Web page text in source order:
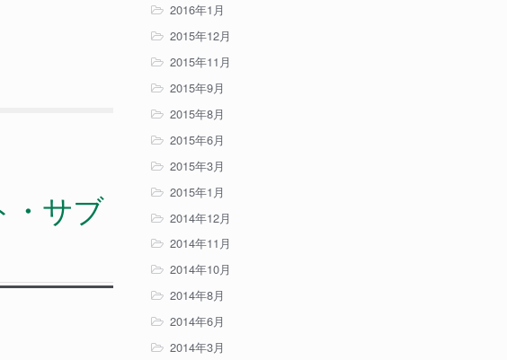
・サブ
2016年1月
2015年12月
2015年11月
2015年9月
2015年8月
2015年6月
2015年3月
2015年1月
2014年12月
2014年11月
2014年10月
2014年8月
2014年6月
2014年3月